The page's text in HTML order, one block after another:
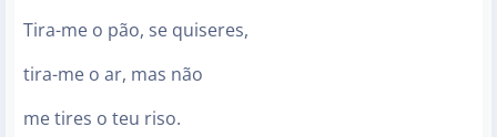
Tira-me o pão, se quiseres,
tira-me o ar, mas não
me tires o teu riso.